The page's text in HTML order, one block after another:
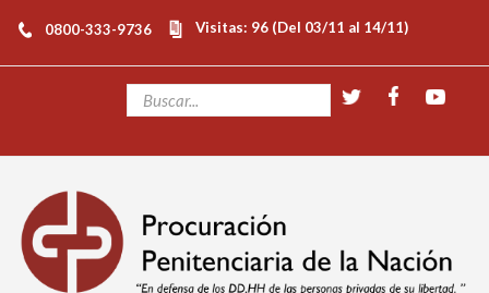
0800-333-9736 Visitas: 96 (Del 03/11 al 14/11)